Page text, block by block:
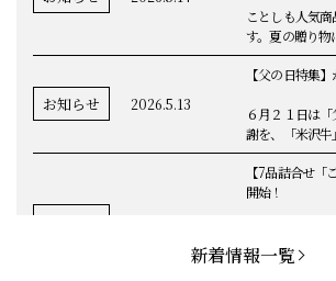
ことしも人気
す。夏の贈り物
お知らせ 2026.5.13
【父の日特集
６月２１日は
謝を、「米沢牛
【7品詰合せ「
開始！
ンチカツ」など
てます。
新着情報一覧